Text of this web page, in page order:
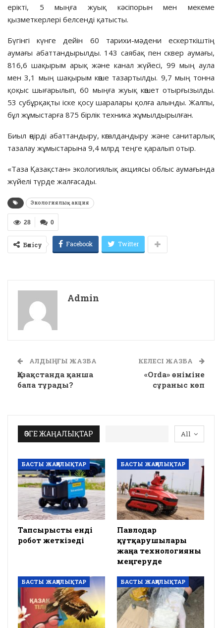
ерікті, 5 мыңға жуық кәсіпорын мен мекеме
қызметкерлері белсенді қатысты.
Бүгінгі күнге дейін 60 тарихи-мәдени ескерткіштің
аумағы абаттандырылды. 143 саябақ пен сквер аумағы,
816,6 шақырым арық және канал жүйесі, 99 мың аула
мен 3,1 мың шақырым көше тазартылды. 9,7 мың тонна
қоқыс шығарылып, 60 мыңға жуық көшет отырғызылды.
53 субұрқақты іске қосу шаралары қолға алынды. Жалпы,
бұл жұмыстарға 875 бірлік техника жұмылдырылған.
Биыл өңірді абаттандыру, көгалдандыру және санитарлық
тазалау жұмыстарына 9,4 млрд теңге қаралып отыр.
«Таза Қазақстан» экологиялық акциясы облыс аумағында
жүйелі түрде жалғасады.
Экологиялық акция
0
28
Бөлісу Facebook Twitter
Admin
АЛДЫҢҒЫ ЖАЗБА
Қазақстанда қанша
бала тұрады?
КЕЛЕСІ ЖАЗБА
«Orda» өніміне
сұраныс көп
All
ӨЗГЕ ЖАҢАЛЫҚТАР
БАСТЫ ЖАҢАЛЫҚТАР
Тапсырысты енді
робот жеткізеді
БАСТЫ ЖАҢАЛЫҚТАР
Павлодар
құтқарушылары
жаңа технологияны
меңгеруде
БАСТЫ ЖАҢАЛЫҚТАР БАСТЫ ЖАҢАЛЫҚТАР